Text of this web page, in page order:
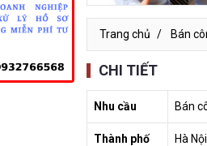
Trang chủ Bán
CHI TIẾT
Nhu cầu Bán
Thành phố Hà Nội